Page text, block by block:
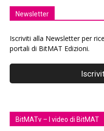
Newsletter
Iscriviti alla Newsletter per
portali di BitMAT Edizioni.
BitMATv – I video di BitMAT